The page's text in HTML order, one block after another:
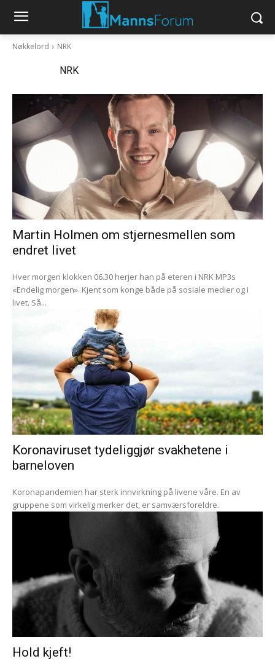
Nøkkelord NRK
NRK
Martin Holmen om stjernesmellen som
endret livet
Hver morgen klokken 06.30 herjer han på eteren i NRK MP3s
«Endelig morgen». Kjent som konge både på sosiale medier og i
livet. Så...
Koronaviruset tydeliggjør svakhetene i
barneloven
Koronapandemien har sterk innvirkning på livene våre. En av
gruppene som virkelig merker det, er samværsforeldre.
Hold kjeft!